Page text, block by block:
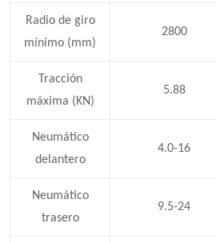
Radio de giro
mínimo (mm)
2800
Tracción
máxima (KN)
5.88
Neumático
delantero
4.0-16
Neumático
trasero
9.5-24